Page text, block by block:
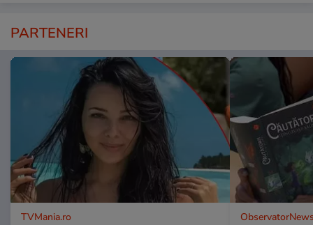
PARTENERI
TVMania.ro